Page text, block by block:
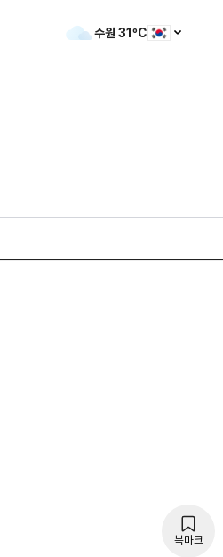
수원 31ºC
북마크